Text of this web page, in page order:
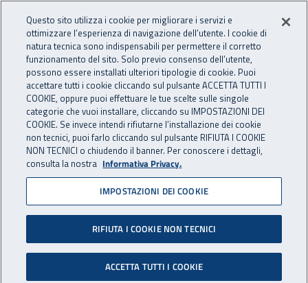
INAIL - Istituto Nazionale
Apri cerca
Navigazione principale
Navigazione - Ti trovi in:
Home Inail comunica News
25 ottobre 2024
“La persona al centro”, il 28
e 29 ottobre a Napoli due
giornate di
Questo sito utilizza i cookie per migliorare i servizi e
ottimizzare l’esperienza di navigazione dell’utente. I cookie di
natura tecnica sono indispensabili per permettere il corretto
funzionamento del sito. Solo previo consenso dell’utente,
possono essere installati ulteriori tipologie di cookie. Puoi
accettare tutti i cookie cliccando sul pulsante ACCETTA TUTTI I
COOKIE, oppure puoi effettuare le tue scelte sulle singole
categorie che vuoi installare, cliccando su IMPOSTAZIONI DEI
COOKIE. Se invece intendi rifiutarne l’installazione dei cookie
non tecnici, puoi farlo cliccando sul pulsante RIFIUTA I COOKIE
NON TECNICI o chiudendo il banner. Per conoscere i dettagli,
consulta la nostra Informativa Privacy.
IMPOSTAZIONI DEI COOKIE
RIFIUTA I COOKIE NON TECNICI
ACCETTA TUTTI I COOKIE